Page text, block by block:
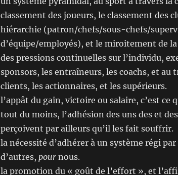
classement des joueurs, le classement des
hiérarchie (patron/chefs/sous-chefs/
d’équipe/employés), et le miroitement de
des pressions continuelles sur l’individu,
sponsors, les entraîneurs, les coachs, et au
clients, les actionnaires, et les supérieurs.
l’appât du gain, victoire ou salaire, c’est ce
tout du moins, l’adhésion des uns des et
perçoivent par ailleurs qu’il les fait souffrir.
la nécessité d’adhérer à un système régi
d’autres, pournous.
la promotion du « goût de l’effort », et